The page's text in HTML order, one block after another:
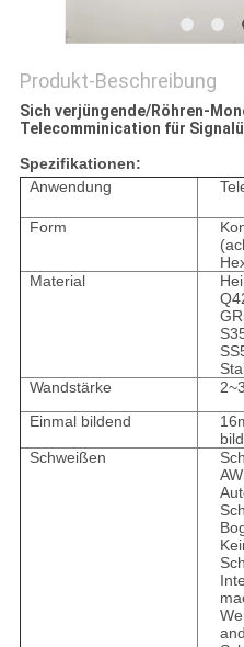
Produkt-Beschreibung
Sich verjüngende/Röhren-
Telecomminication für
Spezifikationen:
Anwendung
Form
Material
Wandstärke
Einmal bildend
Schweißen